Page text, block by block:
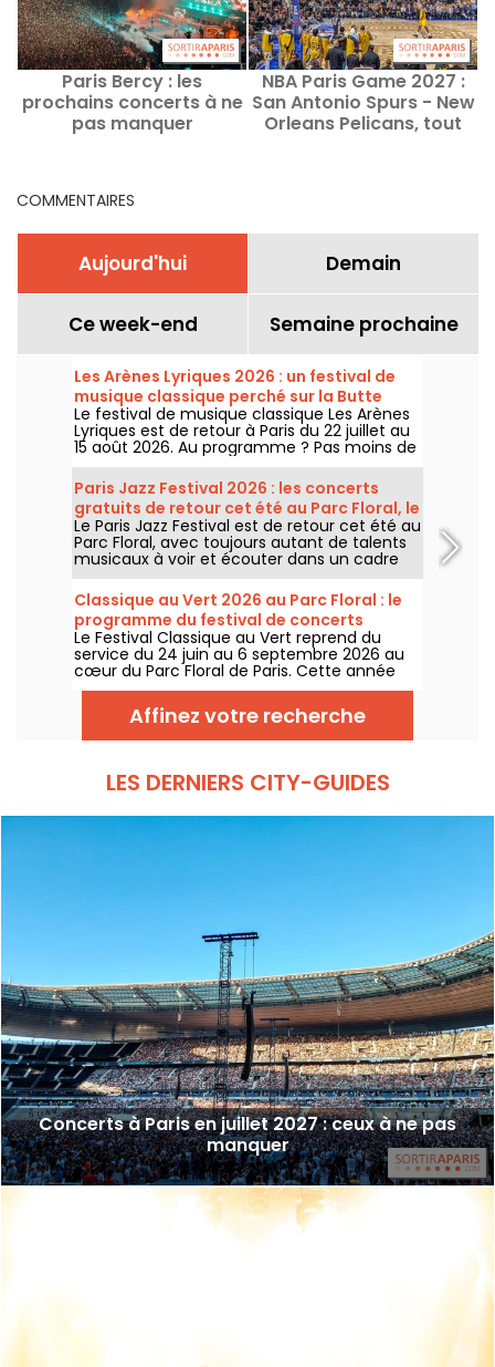
Paris Bercy : les
prochains concerts à ne
pas manquer
NBA Paris Game 2027 :
San Antonio Spurs - New
Orleans Pelicans, tout
COMMENTAIRES
Aujourd'hui Demain
Ce week-end Semaine prochaine
Les Arènes Lyriques 2026 : un festival de
musique classique perché sur la Butte
Montmartre
Le festival de musique classique Les Arènes
Lyriques est de retour à Paris du 22 juillet au
15 août 2026. Au programme ? Pas moins de
16 concerts donnés au sein des Arènes de
Montmartre, un cadre idyllique pour écouter
les grands classiques.
Paris Jazz Festival 2026 : les concerts
gratuits de retour cet été au Parc Floral, le
programme
Le Paris Jazz Festival est de retour cet été au
Parc Floral, avec toujours autant de talents
musicaux à voir et écouter dans un cadre
bucolique. Voici le programme des concerts
gratuits à découvrir du 24 juin au 6
septembre 2026 !
Classique au Vert 2026 au Parc Floral : le
programme du festival de concerts
gratuits
Le Festival Classique au Vert reprend du
service du 24 juin au 6 septembre 2026 au
cœur du Parc Floral de Paris. Cette année
encore, Classique au Vert invite les
mélomanes et les néophytes à prendre du
bon tempo et du beau temps auprès
d’artistes reconnus et en devenir.
Affinez votre recherche
LES DERNIERS CITY-GUIDES
Concerts à Paris en juillet 2027 : ceux à ne pas
manquer